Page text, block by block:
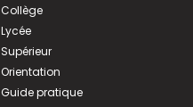
Collège
Lycée
Supérieur
Orientation
Guide pratique